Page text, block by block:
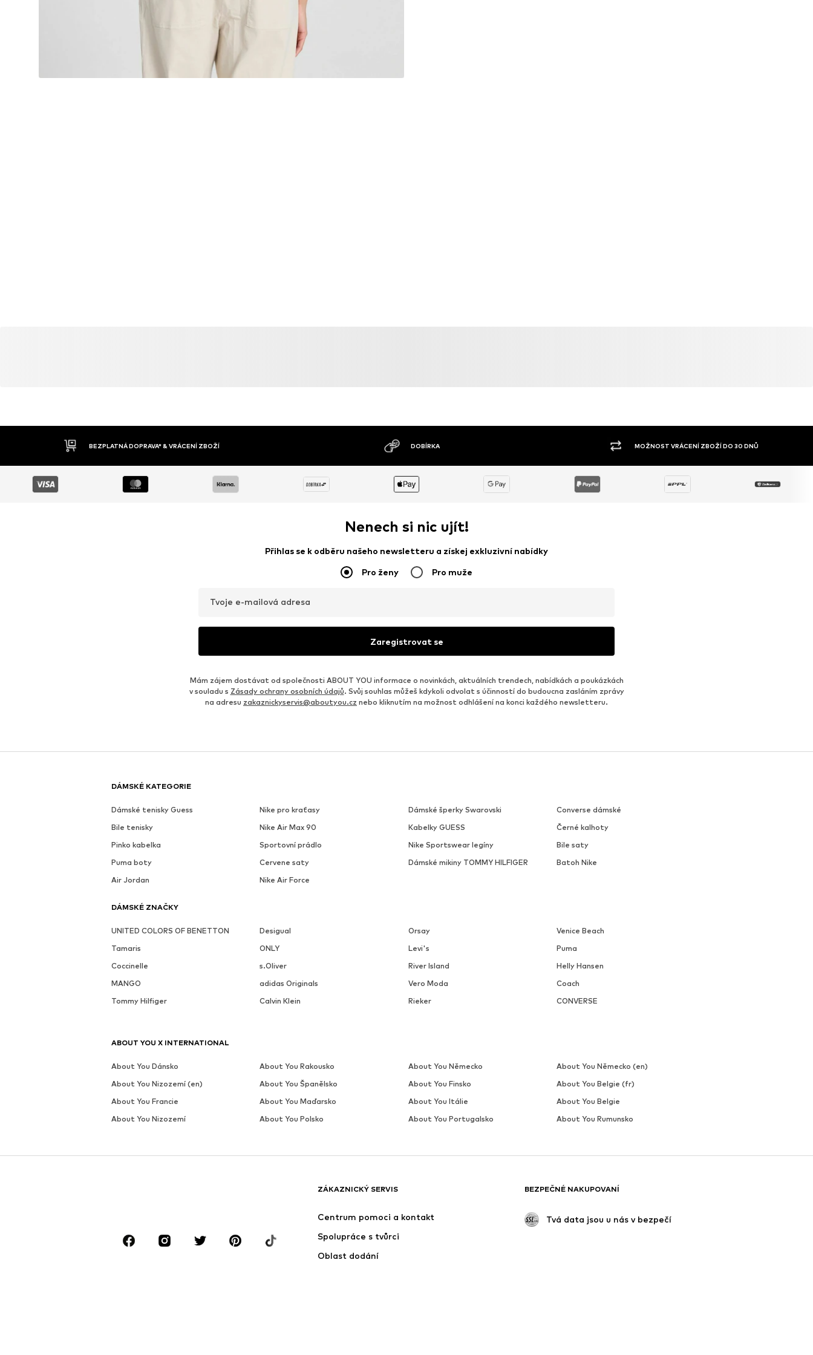
VELKÝ SORTIMENT
Nenech si nic ujít!
Přihlas se k odběru našeho newsletteru a získej exkluzivní nabídky
Pro ženy Pro muže
Tvoje e-mailová adresa
Zaregistrovat se
Mám zájem dostávat od společnosti ABOUT YOU informace o novinkách, aktuálních trendech, nabídkách a poukázkách
v souladu s Zásady ochrany osobních údajů. Svůj souhlas můžeš kdykoli odvolat s účinností do budoucna zasláním zprávy
na adresu zakaznickyservis@aboutyou.cz nebo kliknutím na možnost odhlášení na konci každého newsletteru.
DÁMSKÉ KATEGORIE
Dámské tenisky Guess Nike pro kraťasy Dámské šperky Swarovski
Converse dámské
Bile tenisky
Nike Air Max 90 Kabelky GUESS
Černé kalhoty
Pinko kabelka
Sportovní prádlo Nike Sportswear legíny
Bile saty
Puma boty
Cervene saty Dámské mikiny TOMMY HILFIGER
Batoh Nike
Air Jordan
Nike Air Force
DÁMSKÉ ZNAČKY
UNITED COLORS OF BENETTON Desigual Orsay
Venice Beach
Tamaris
ONLY Levi's
Puma
Coccinelle
s.Oliver River Island
Helly Hansen
MANGO
adidas Originals Vero Moda
Coach
Tommy Hilfiger
Calvin Klein Rieker CONVERSE
ZÁKAZNICKÝ SERVIS
Centrum pomoci a kontakt
Spolupráce s tvůrci
Oblast dodání
BEZPEČNÉ NAKUPOVANÍ
Tvá data jsou u nás v bezpečí
ABOUT YOU X INTERNATIONAL
About You Dánsko About You Rakousko About You Německo
About You Německo (en)
About You Nizozemí (en)
About You Španělsko About You Finsko
About You Belgie (fr)
About You Francie
About You Maďarsko About You Itálie
About You Belgie
About You Nizozemí
About You Polsko About You Portugalsko About You Rumunsko